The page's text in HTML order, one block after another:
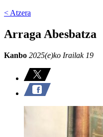
< Atzera
Arraga Abesbatza
Kanbo 2025(e)ko Irailak 19